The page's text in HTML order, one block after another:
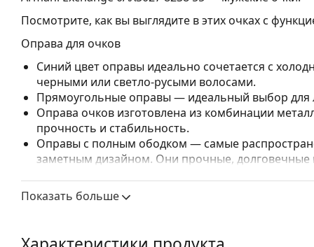
Посмотрите, как вы выглядите в этих очках с
Оправа для очков
Синий цвет оправы идеально сочетается с
черными или светло-русыми волосами.
Прямоугольные оправы — идеальный выбор для
Оправа очков изготовлена из комбинации
прочность и стабильность.
Оправы с полным ободком — самые
заметным дизайном. Они прочные,
высокими оптическими характеристиками.
Показать больше